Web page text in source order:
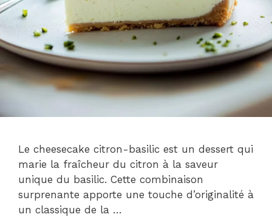
Le cheesecake citron-basilic est un dessert qui
marie la fraîcheur du citron à la saveur
unique du basilic. Cette combinaison
surprenante apporte une touche d’originalité à
un classique de la …